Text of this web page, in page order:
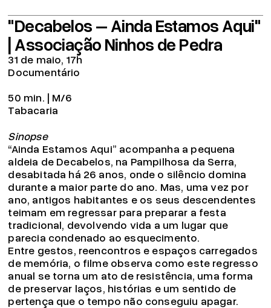
"Decabelos – Ainda Estamos Aqui"
| Associação Ninhos de Pedra
31 de maio, 17h
Documentário
50 min. | M/6
Tabacaria
Sinopse
“Ainda Estamos Aqui” acompanha a pequena
aldeia de Decabelos, na Pampilhosa da Serra,
desabitada há 26 anos, onde o silêncio domina
durante a maior parte do ano. Mas, uma vez por
ano, antigos habitantes e os seus descendentes
teimam em regressar para preparar a festa
tradicional, devolvendo vida a um lugar que
parecia condenado ao esquecimento.
Entre gestos, reencontros e espaços carregados
de memória, o filme observa como este regresso
anual se torna um ato de resistência, uma forma
de preservar laços, histórias e um sentido de
pertença que o tempo não conseguiu apagar.